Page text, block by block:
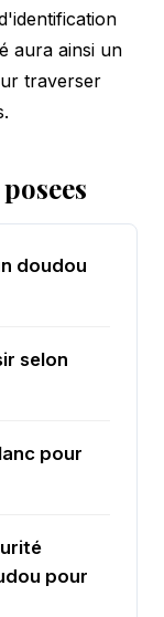
aura ainsi un
traverser
doudou
selon
pour
pour